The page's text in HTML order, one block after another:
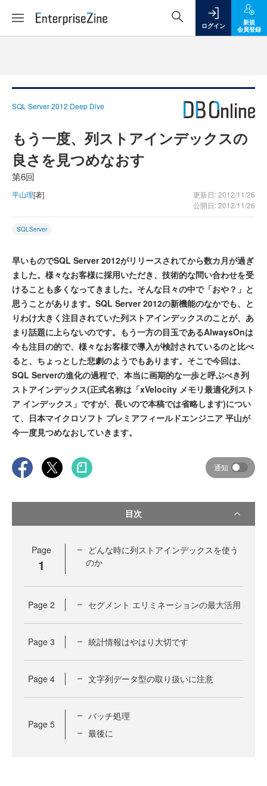
ログイン
新規
会員登録
SQL Server 2012 Deep Dive
もう一度、列ストアインデックスの
良さを見つめなおす
第6回
平山理[著]
更新日: 2012/11/26
公開日: 2012/11/26
SQLServer
早いものでSQL Server 2012がリリースされてから数カ月が過ぎ
ました。様々なお客様に採用いただき、技術的な問い合わせを受
けることも多くなってきました。そんな日々の中で「おや？」と
思うことがあります。SQL Server 2012の新機能のなかでも、と
りわけ大きく注目されていた列ストアインデックスのことが、あ
まり話題に上らないのです。もう一方の目玉であるAlwaysOnは
今も注目の的で、様々なお客様で導入が検討されているのと比べ
ると、ちょっとした悲劇のようでもあります。そこで今回は、
SQL Serverの進化の過程で、本当に画期的な一歩と呼ぶべき列
ストアインデックス(正式名称は「xVelocity メモリ最適化列スト
ア インデックス」ですが、長いので本稿では省略します)につい
て、日本マイクロソフト プレミアフィールドエンジニア 平山が
今一度見つめなおしていきます。
通知
目次
Page
1
どんな時に列ストアインデックスを使う
のか
Page 2 セグメント エリミネーションの最大活用
Page 3 統計情報はやはり大切です
Page 4 文字列データ型の取り扱いに注意
Page 5
バッチ処理
最後に